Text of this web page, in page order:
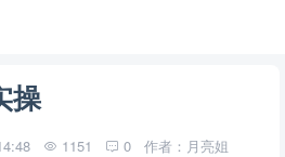
操
1151 0 作者：月亮姐